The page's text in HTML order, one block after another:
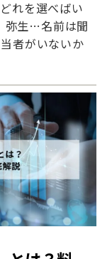
れを選べばい
弥生…名前は聞
者がいないか